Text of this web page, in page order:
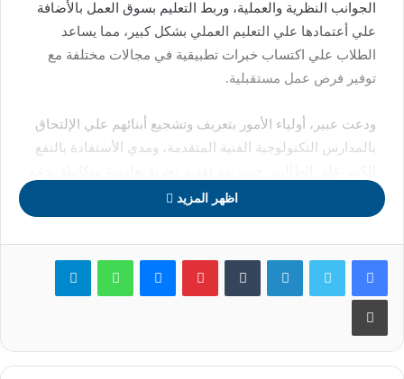
الجوانب النظرية والعملية، وربط التعليم بسوق العمل بالأضافة
علي أعتمادها علي التعليم العملي بشكل كبير، مما يساعد
الطلاب علي اكتساب خبرات تطبيقية في مجالات مختلفة مع
توفير فرص عمل مستقبلية.
ودعت عبير، أولياء الأمور بتعريف وتشجيع أبنائهم علي الإلتحاق
بالمدارس التكنولوجية الفنية المتقدمة، ومدي الأستفادة بالنفع
كبير من الدولة يجمع بين الجوانب النظرية والعملية وتؤهل
الطالب لسوق العمل، وحصوله علي شهادات معتمدة محليًا
ودوليًا.
اظهر المزيد
لينكدإن بينتيريستماسنجر واتساب تيلقرام
طباعة